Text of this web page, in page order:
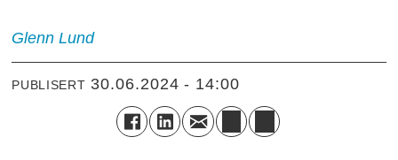
Glenn Lund
PUBLISERT 30.06.2024 - 14:00